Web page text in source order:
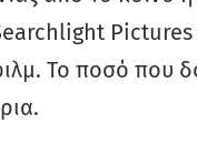
Pictures
Το ποσό που